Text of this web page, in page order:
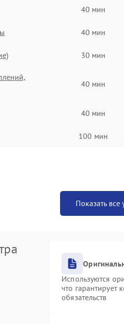
40 мин
40 мин
30 мин
40 мин
40 мин
100 мин
Показать все
Используются
что гарантирует
обязательств